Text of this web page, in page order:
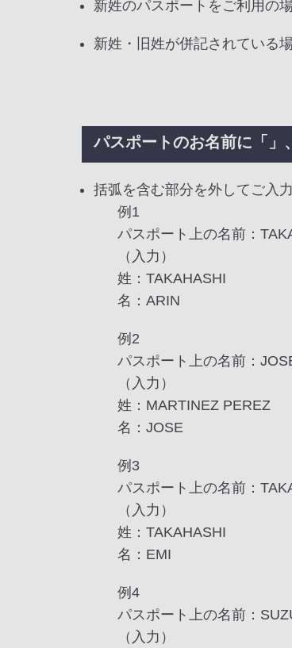
新姓のパスポートをご利用の
新姓・旧姓が併記されている
パスポートのお名前に「」
括弧を含む部分を外してご入力
例1
パスポート上の名前：
（入力）
姓：TAKAHASHI
名：ARIN
例2
パスポート上の名前：
（入力）
姓：MARTINEZ PEREZ
名：JOSE
例3
パスポート上の名前：
（入力）
姓：TAKAHASHI
名：EMI
例4
パスポート上の名前：
（入力）